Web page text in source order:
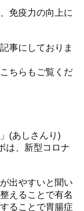
免疫力の向上に
事にしておりま
ちらもご覧くだ
(あしさんり)
は、新型コロナ
出やすいと聞い
えることで有名
ることで胃腸症